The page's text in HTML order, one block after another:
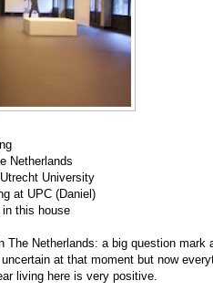
Netherlands
University
at UPC (Daniel)
this house
Netherlands: a big question mark
at that moment but now
living here is very positive.